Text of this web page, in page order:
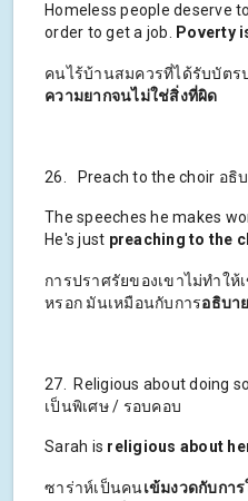
Homeless people deserve
order to get a job.
Poverty
คนไร้บ้านสมควรที่ได้รับบัตร
ความยากจนไม่ใช่สิ่งที่ผิด
26. Preach to the choir อธิ
The speeches he makes
He's just preaching to the
การปราศรัยของเขาไม่ทำใ
หรอก มันเหมือนกับการอธิบา
27. Religious about doing
เป็นพิเศษ / รอบคอบ
Sarah is religious about
ซาร่าห์เป็นคนเข้มงวดกับกา